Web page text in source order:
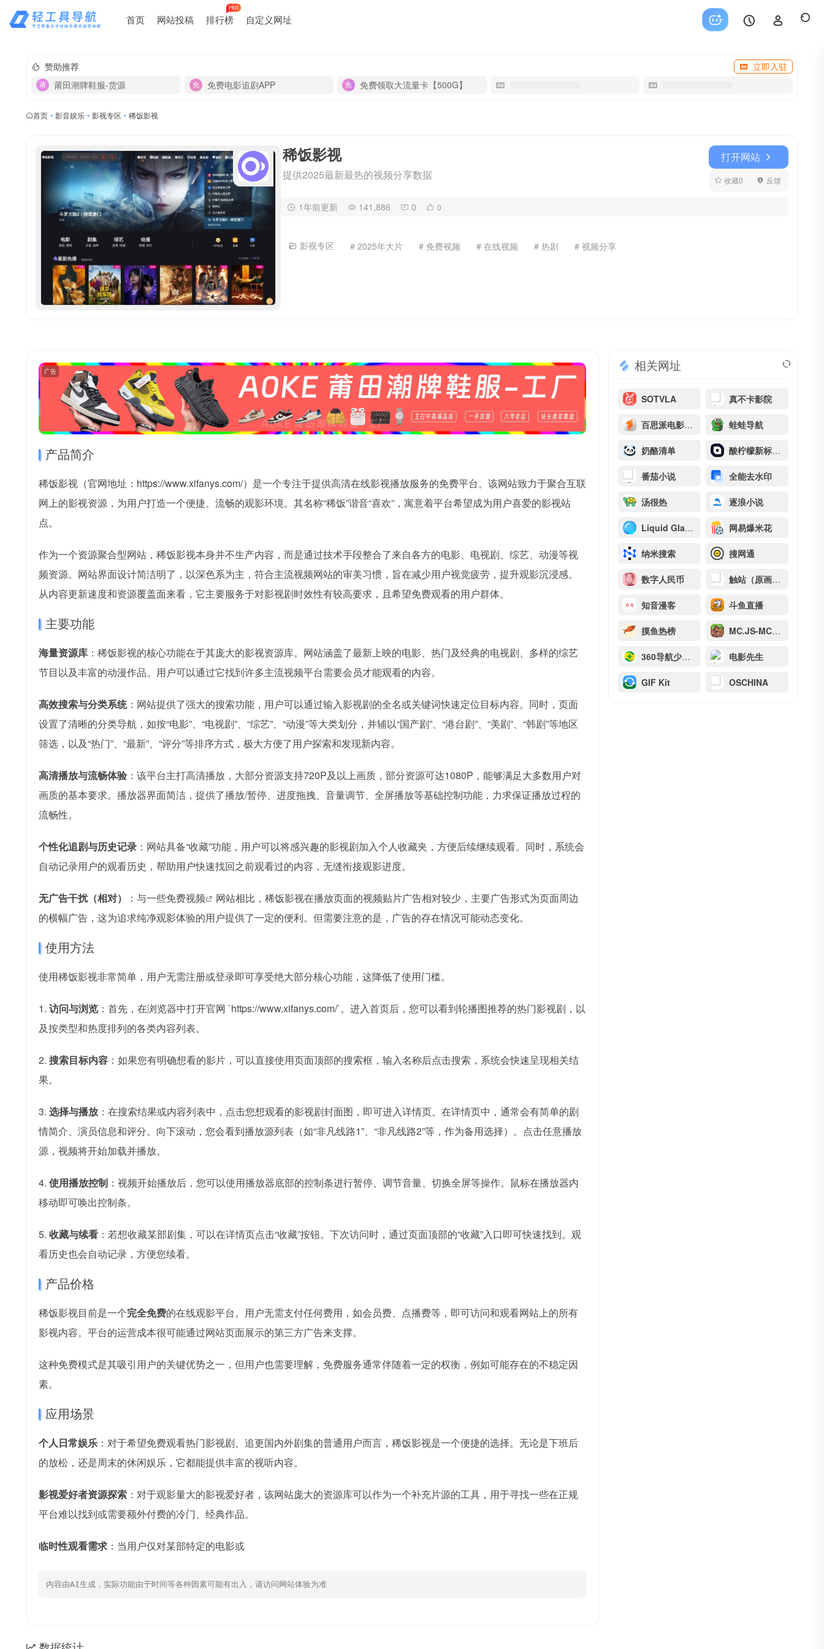
首页 网站投稿 排行榜
Hot
自定义网址
赞助推荐
立即入驻
莆田潮牌鞋服-货源
免费电影追剧APP 免费领取大流量卡【500G】
首页 • 影音娱乐 • 影视专区 • 稀饭影视
稀饭影视
提供2025最新最热的视频分享数据
打开网站
收藏0 反馈
1年前更新 141,886 0 0
影视专区 # 2025年大片 # 免费视频 # 在线视频 # 热剧 # 视频分享
广告
产品简介
稀饭影视（官网地址：https://www.xifanys.com/）是一个专注于提供高清在线影视播放服务的免费平台。该网站致力于聚合互联
网上的影视资源，为用户打造一个便捷、流畅的观影环境。其名称“稀饭”谐音“喜欢”，寓意着平台希望成为用户喜爱的影视站
点。
作为一个资源聚合型网站，稀饭影视本身并不生产内容，而是通过技术手段整合了来自各方的电影、电视剧、综艺、动漫等视
频资源。网站界面设计简洁明了，以深色系为主，符合主流视频网站的审美习惯，旨在减少用户视觉疲劳，提升观影沉浸感。
从内容更新速度和资源覆盖面来看，它主要服务于对影视剧时效性有较高要求，且希望免费观看的用户群体。
主要功能
海量资源库 ：稀饭影视的核心功能在于其庞大的影视资源库。网站涵盖了最新上映的电影、热门及经典的电视剧、多样的综艺
节目以及丰富的动漫作品。用户可以通过它找到许多主流视频平台需要会员才能观看的内容。
高效搜索与分类系统：网站提供了强大的搜索功能，用户可以通过输入影视剧的全名或关键词快速定位目标内容。同时，页面
设置了清晰的分类导航，如按“电影”、“电视剧”、“综艺”、“动漫”等大类划分，并辅以“国产剧”、“港台剧”、“美剧”、“韩剧”等地区
筛选，以及“热门”、“最新”、“评分”等排序方式，极大方便了用户探索和发现新内容。
高清播放与流畅体验 ：该平台主打高清播放，大部分资源支持720P及以上画质，部分资源可达1080P，能够满足大多数用户对
画质的基本要求。播放器界面简洁，提供了播放/暂停、进度拖拽、音量调节、全屏播放等基础控制功能，力求保证播放过程的
流畅性。
个性化追剧与历史记录 ：网站具备“收藏”功能，用户可以将感兴趣的影视剧加入个人收藏夹，方便后续继续观看。同时，系统会
自动记录用户的观看历史，帮助用户快速找回之前观看过的内容，无缝衔接观影进度。
无广告干扰（相对） ：与一些免费视频
网站相比，稀饭影视在播放页面的视频贴片广告相对较少，主要广告形式为页面周边
的横幅广告，这为追求纯净观影体验的用户提供了一定的便利。但需要注意的是，广告的存在情况可能动态变化。
使用方法
使用稀饭影视非常简单，用户无需注册或登录即可享受绝大部分核心功能，这降低了使用门槛。
1. 访问与浏览 ：首先，在浏览器中打开官网 `https://www.xifanys.com/`。进入首页后，您可以看到轮播图推荐的热门影视剧，以
及按类型和热度排列的各类内容列表。
2. 搜索目标内容 ：如果您有明确想看的影片，可以直接使用页面顶部的搜索框，输入名称后点击搜索，系统会快速呈现相关结
果。
3. 选择与播放 ：在搜索结果或内容列表中，点击您想观看的影视剧封面图，即可进入详情页。在详情页中，通常会有简单的剧
情简介、演员信息和评分。向下滚动，您会看到播放源列表（如“非凡线路1”、“非凡线路2”等，作为备用选择）。点击任意播放
源，视频将开始加载并播放。
4. 使用播放控制 ：视频开始播放后，您可以使用播放器底部的控制条进行暂停、调节音量、切换全屏等操作。鼠标在播放器内
移动即可唤出控制条。
5. 收藏与续看 ：若想收藏某部剧集，可以在详情页点击“收藏”按钮。下次访问时，通过页面顶部的“收藏”入口即可快速找到。观
看历史也会自动记录，方便您续看。
产品价格
稀饭影视目前是一个完全免费的在线观影平台。用户无需支付任何费用，如会员费、点播费等，即可访问和观看网站上的所有
影视内容。平台的运营成本很可能通过网站页面展示的第三方广告来支撑。
这种免费模式是其吸引用户的关键优势之一，但用户也需要理解，免费服务通常伴随着一定的权衡，例如可能存在的不稳定因
素。
应用场景
个人日常娱乐 ：对于希望免费观看热门影视剧、追更国内外剧集的普通用户而言，稀饭影视是一个便捷的选择。无论是下班后
的放松，还是周末的休闲娱乐，它都能提供丰富的视听内容。
影视爱好者资源探索 ：对于观影量大的影视爱好者，该网站庞大的资源库可以作为一个补充片源的工具，用于寻找一些在正规
平台难以找到或需要额外付费的冷门、经典作品。
临时性观看需求 ：当用户仅对某部特定的电影或
内容由AI生成，实际功能由于时间等各种因素可能有出入，请访问网站体验为准
相关网址
SOTVLA 真不卡影院
百思派电影网 – 全网VIP点映免费观看 蛙蛙导航
奶酪清单 酸柠檬新标签页
番茄小说 全能去水印
汤很热 逐浪小说
Liquid Glass Icon 网易爆米花
纳米搜索 搜网通
数字人民币 触站（原画师通）
知音漫客 斗鱼直播
摸鱼热榜 MC.JS-MC网页版
360导航少年版 电影先生
GIF Kit OSCHINA